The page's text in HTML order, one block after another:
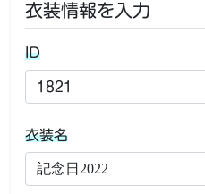
衣装情報を入力
ID
衣装名